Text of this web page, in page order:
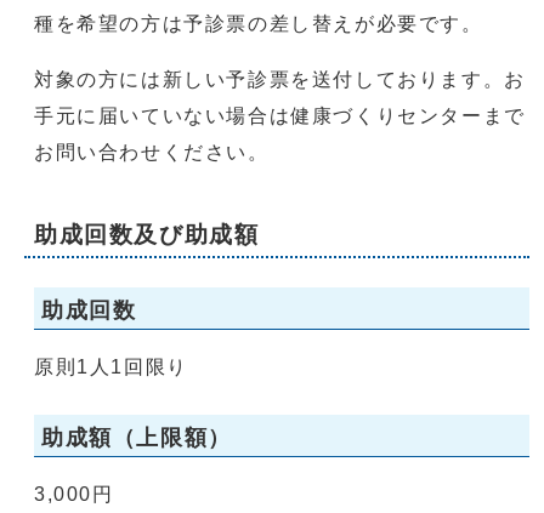
種を希望の方は予診票の差し替えが必要です。
対象の方には新しい予診票を送付しております。お
手元に届いていない場合は健康づくりセンターまで
お問い合わせください。
助成回数及び助成額
助成回数
原則1人1回限り
助成額（上限額）
3,000円